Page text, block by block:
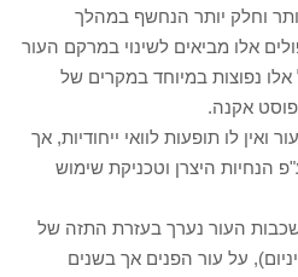
וחלק יותר הנחשף במהלך
אלו מביאים לשינוי במרקם העור
אלו נפוצות במיוחד במקרים של
אקנה.
ואין לו תופעות לוואי ייחודיות, אך
הנחיות היצרן וטכניקת שימוש
העור נערך בעזרת התזה של
על עור הפנים אך בשנים